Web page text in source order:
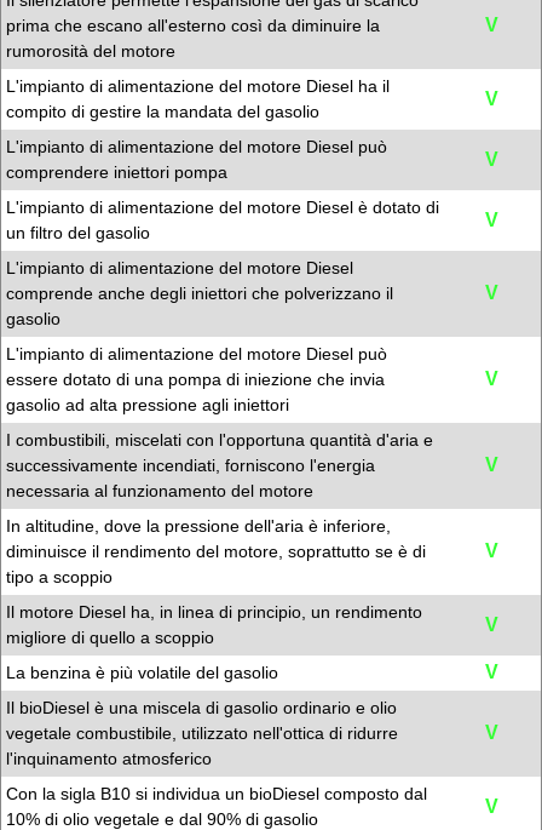
prima che escano all'esterno così da diminuire la
rumorosità del motore
V
L'impianto di alimentazione del motore Diesel ha il
compito di gestire la mandata del gasolio
V
L'impianto di alimentazione del motore Diesel può
comprendere iniettori pompa
V
L'impianto di alimentazione del motore Diesel è dotato di
un filtro del gasolio
V
L'impianto di alimentazione del motore Diesel
comprende anche degli iniettori che polverizzano il
gasolio
V
L'impianto di alimentazione del motore Diesel può
essere dotato di una pompa di iniezione che invia
gasolio ad alta pressione agli iniettori
V
I combustibili, miscelati con l'opportuna quantità d'aria e
successivamente incendiati, forniscono l'energia
necessaria al funzionamento del motore
V
In altitudine, dove la pressione dell'aria è inferiore,
diminuisce il rendimento del motore, soprattutto se è di
tipo a scoppio
V
Il motore Diesel ha, in linea di principio, un rendimento
migliore di quello a scoppio
V
La benzina è più volatile del gasolio V
Il bioDiesel è una miscela di gasolio ordinario e olio
vegetale combustibile, utilizzato nell'ottica di ridurre
l'inquinamento atmosferico
V
Con la sigla B10 si individua un bioDiesel composto dal
10% di olio vegetale e dal 90% di gasolio
V